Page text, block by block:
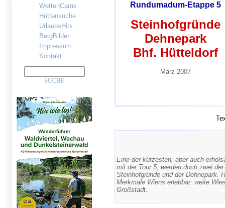
Wetter|Cams
Hüttensuche
UrlaubsHits
BergBilder
Impressum
Kontakt
Rundumadum-Etappe 5
Steinhofgründe
Dehnepark
Bhf. Hütteldorf
März 2007
Eine der kürzesten, aber auch
mit der Tour 5, werden doch zwei
Steinhofgründe und der Dehnepark.
Merkmale Wiens erlebbar: weite
Großstadt.